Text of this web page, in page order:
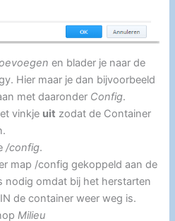
en blader je naar de
Hier maar je dan bijvoorbeeld
met daaronder Config.
vinkje uit zodat de Container
/config.
map /config gekoppeld aan de
nodig omdat bij het herstarten
de container weer weg is.
Milieu